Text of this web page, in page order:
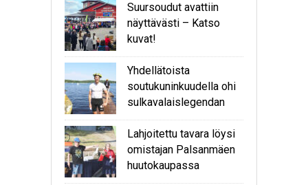
Suursoudut avattiin
näyttävästi – Katso
kuvat!
Yhdellätoista
soutukuninkuudella ohi
sulkavalaislegendan
Lahjoitettu tavara löysi
omistajan Palsanmäen
huutokaupassa